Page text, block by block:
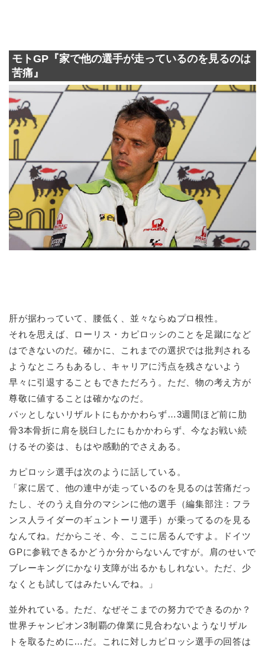
モトGP『家で他の選手が走っているのを見るのは
苦痛』
肝が据わっていて、腰低く、並々ならぬプロ根性。
それを思えば、ローリス・カピロッシのことを足蹴になど
はできないのだ。確かに、これまでの選択では批判される
ようなところもあるし、キャリアに汚点を残さないよう
早々に引退することもできただろう。ただ、物の考え方が
尊敬に値することは確かなのだ。
パッとしないリザルトにもかかわらず…3週間ほど前に肋
骨3本骨折に肩を脱臼したにもかかわらず、今なお戦い続
けるその姿は、もはや感動的でさえある。
カピロッシ選手は次のように話している。
「家に居て、他の連中が走っているのを見るのは苦痛だっ
たし、そのうえ自分のマシンに他の選手（編集部注：フラ
ンス人ライダーのギュントーリ選手）が乗ってるのを見る
なんてね。だからこそ、今、ここに居るんですよ。ドイツ
GPに参戦できるかどうか分からないんですが。肩のせいで
ブレーキングにかなり支障が出るかもしれない。ただ、少
なくとも試してはみたいんでね。」
並外れている。ただ、なぜそこまでの努力でできるのか？
世界チャンピオン3制覇の偉業に見合わないようなリザル
トを取るために…だ。これに対しカピロッシ選手の回答は